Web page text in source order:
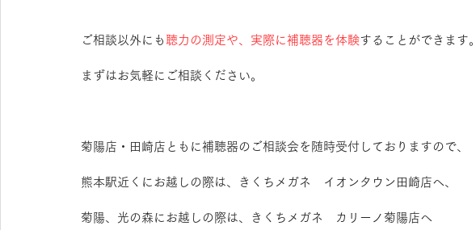
ご相談以外にも 聴力の測定や、実際に補聴器を体験することができます。
まずはお気軽にご相談ください。
菊陽店・田崎店ともに補聴器のご相談会を随時受付しておりますので、
熊本駅近くにお越しの際は、きくちメガネ　イオンタウン田崎店へ、
菊陽、光の森にお越しの際は、きくちメガネ　カリーノ菊陽店へ